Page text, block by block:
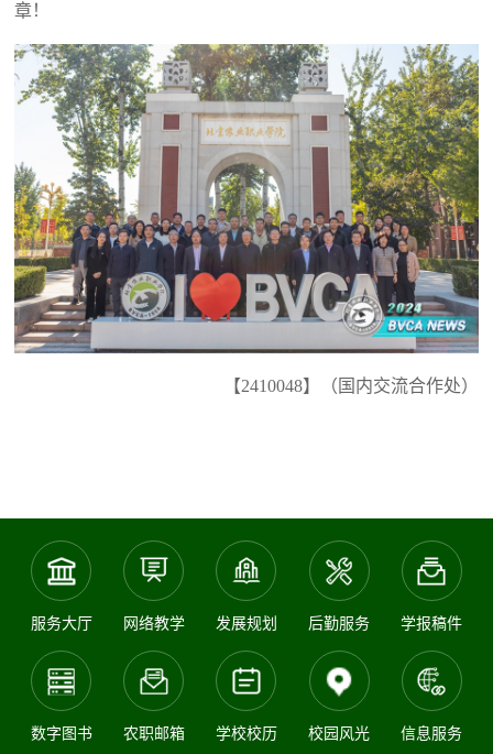
章！
【2410048】（国内交流合作处）
服务大厅 网络教学 发展规划 后勤服务 学报稿件
数字图书 农职邮箱 学校校历 校园风光 信息服务